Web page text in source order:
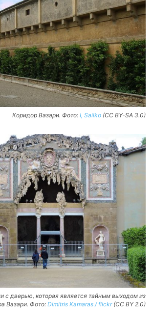
Коридор Вазари. Фото: I, Sailko (CC BY-SA 3.0)
с дверью, которая является тайным выходом из
Вазари. Фото: Dimitris Kamaras / flickr(CC BY 2.0)